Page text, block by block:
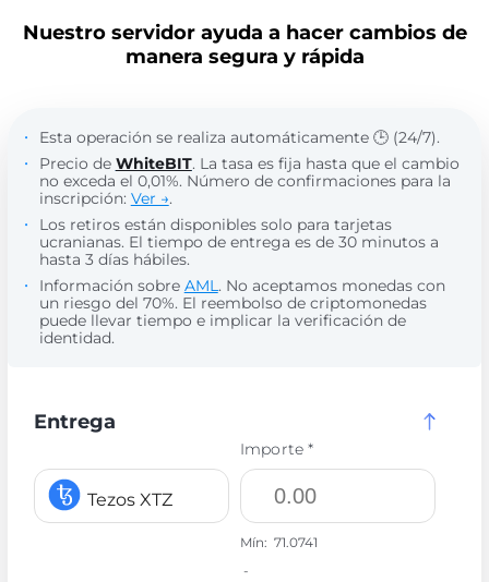
Nuestro servidor ayuda a hacer cambios de
manera segura y rápida
Esta operación se realiza automáticamente 🕒 (24/7).
Precio de WhiteBIT. La tasa es fija hasta que el cambio
no exceda el 0,01%. Número de confirmaciones para la
inscripción: Ver →.
Los retiros están disponibles solo para tarjetas
ucranianas. El tiempo de entrega es de 30 minutos a
hasta 3 días hábiles.
Información sobre AML. No aceptamos monedas con
un riesgo del 70%. El reembolso de criptomonedas
puede llevar tiempo e implicar la verificación de
identidad.
Entrega
Tezos XTZ
Importe *
Mín: 71.0741
-